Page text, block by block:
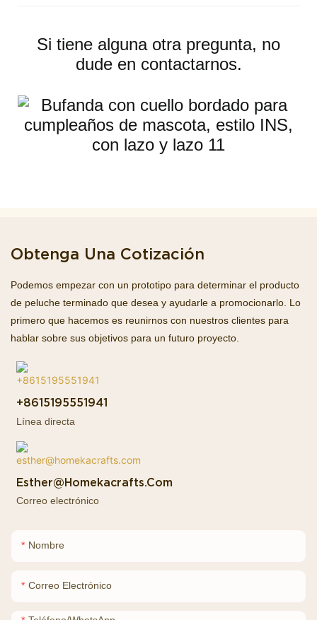
Si tiene alguna otra pregunta, no
dude en contactarnos.
Obtenga Una Cotización
Podemos empezar con un prototipo para determinar el producto
de peluche terminado que desea y ayudarle a promocionarlo. Lo
primero que hacemos es reunirnos con nuestros clientes para
hablar sobre sus objetivos para un futuro proyecto.
+8615195551941
Línea directa
Esther@homekacrafts.com
Correo electrónico
Nombre
Correo Electrónico